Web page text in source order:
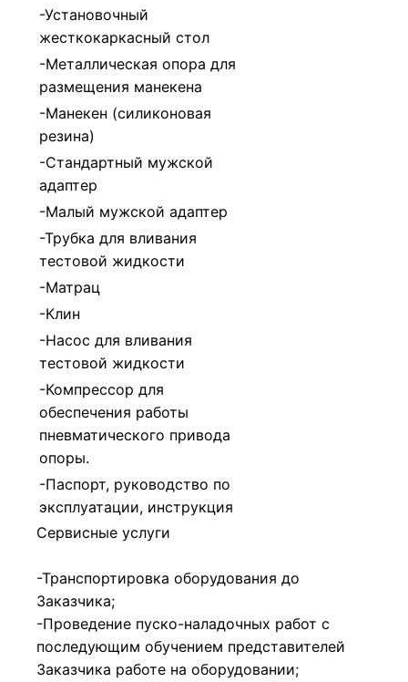
-Установочный
жесткокаркасный стол
-Металлическая опора для
размещения манекена
-Манекен (силиконовая
резина)
-Стандартный мужской
адаптер
-Малый мужской адаптер
-Трубка для вливания
тестовой жидкости
-Матрац
-Клин
-Насос для вливания
тестовой жидкости
-Компрессор для
обеспечения работы
пневматического привода
опоры.
-Паспорт, руководство по
эксплуатации, инструкция
Сервисные услуги
-Транспортировка оборудования до
Заказчика;
-Проведение пуско-наладочных работ с
последующим обучением представителей
Заказчика работе на оборудовании;